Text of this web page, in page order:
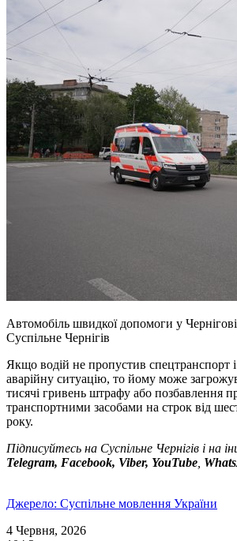
Автомобіль швидкої допомоги у
Суспільне Чернігів
Якщо водій не пропустив спецтранспорт
аварійну ситуацію, то йому може
тисячі гривень штрафу або позбавлення
транспортними засобами на строк від
року.
Підписуйтесь на Суспільне Чернігів і на
Telegram, Facebook, Viber, YouTube
Джерело: Суспільне мовлення України
4 Червня, 2026